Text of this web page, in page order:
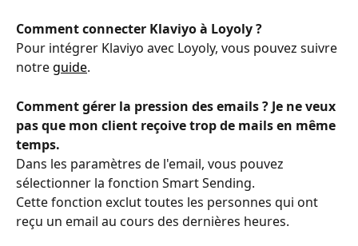
Comment connecter Klaviyo à Loyoly ?
Pour intégrer Klaviyo avec Loyoly, vous pouvez suivre
notre guide.
Comment gérer la pression des emails ? Je ne veux
pas que mon client reçoive trop de mails en même
temps.
Dans les paramètres de l'email, vous pouvez
sélectionner la fonction Smart Sending.
Cette fonction exclut toutes les personnes qui ont
reçu un email au cours des dernières heures.